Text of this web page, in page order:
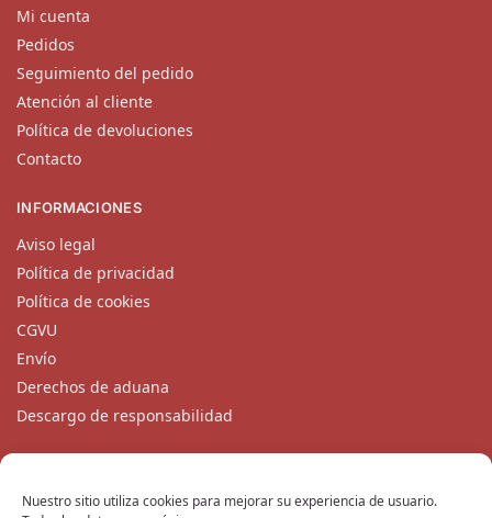
Nuestro sitio utiliza cookies para mejorar su experiencia de usuario.
Mi cuenta
Pedidos
Seguimiento del pedido
Atención al cliente
Política de devoluciones
Contacto
INFORMACIONES
Aviso legal
Política de privacidad
Política de cookies
CGVU
Envío
Derechos de aduana
Descargo de responsabilidad
Nuestro equipo de atención al cliente está disponible de